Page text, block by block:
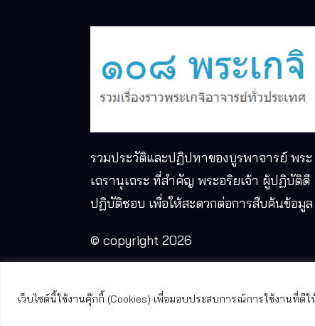
เว็บไซต์นี้ใช้งานคุ๊กกี้ (Cookies) เพื่อมอบประสบการณ์การใช้งานที่
รวมประวัติและปฏิปทาของบูรพาจารย์ พระ
เถรานุเถระ ที่สำคัญ พระอริยเจ้า ผู้ปฏิบัติดี
ปฏิบัติชอบ เพื่อให้สะดวกต่อการสืบค้นข้อมูล
© copyright 2026